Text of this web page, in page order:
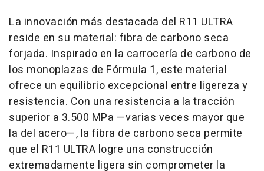
La innovación más destacada del R11 ULTRA
reside en su material: fibra de carbono seca
forjada. Inspirado en la carrocería de carbono de
los monoplazas de Fórmula 1, este material
ofrece un equilibrio excepcional entre ligereza y
resistencia. Con una resistencia a la tracción
superior a 3.500 MPa —varias veces mayor que
la del acero—, la fibra de carbono seca permite
que el R11 ULTRA logre una construcción
extremadamente ligera sin comprometer la